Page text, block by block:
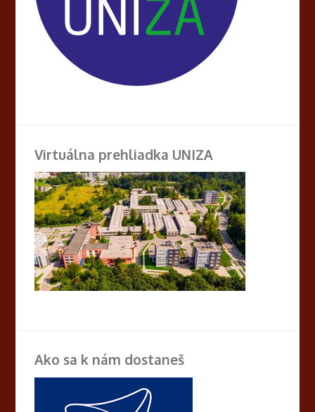
Virtuálna prehliadka UNIZA
Ako sa k nám dostaneš